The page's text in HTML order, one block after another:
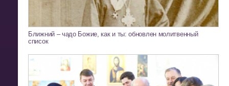
Ближний – чадо Божие, как и ты: обновлен молитвенный
список